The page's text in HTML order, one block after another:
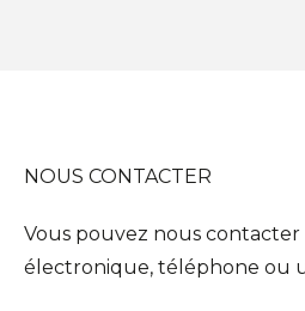
NOUS CONTACTER
Vous pouvez nous
électronique, téléphone ou